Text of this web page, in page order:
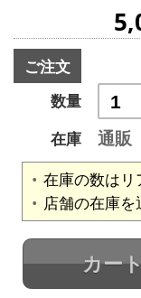
ご注文
数量
在庫
通販
在庫の数はリ
店舗の在庫を
カー